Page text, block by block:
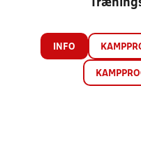
INFO